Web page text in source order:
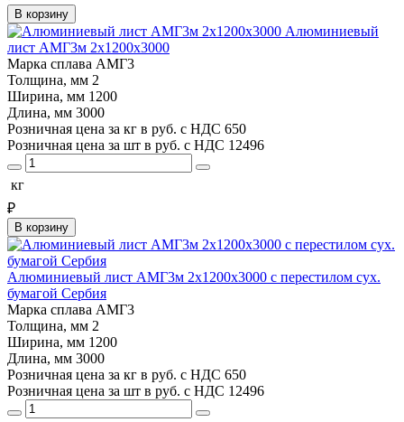
В корзину
Алюминиевый
лист АМГ3м 2х1200х3000
Марка сплава АМГ3
Толщина, мм 2
Ширина, мм 1200
Длина, мм 3000
Розничная цена за кг в руб. с НДС 650
Розничная цена за шт в руб. с НДС 12496
кг
₽
В корзину
Алюминиевый лист АМГ3м 2х1200х3000 с перестилом сух.
бумагой Сербия
Марка сплава АМГ3
Толщина, мм 2
Ширина, мм 1200
Длина, мм 3000
Розничная цена за кг в руб. с НДС 650
Розничная цена за шт в руб. с НДС 12496